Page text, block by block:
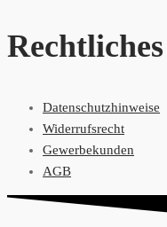
Rechtliches
Datenschutzhinweise
Widerrufsrecht
Gewerbekunden
AGB